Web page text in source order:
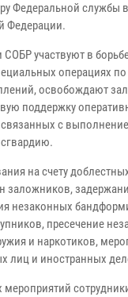
Федеральной службы
Федерации.
СОБР участвуют в
операциях
освобождают
поддержку
с
на счету
заложников,
незаконных
пресечение
и наркотиков,
лиц и иностранных
мероприятий